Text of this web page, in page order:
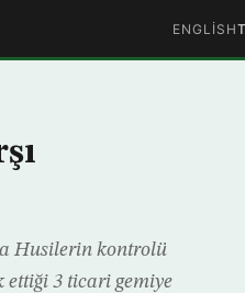
ENGLISH
Husilerin kontrolü
ettiği 3 ticari gemiye